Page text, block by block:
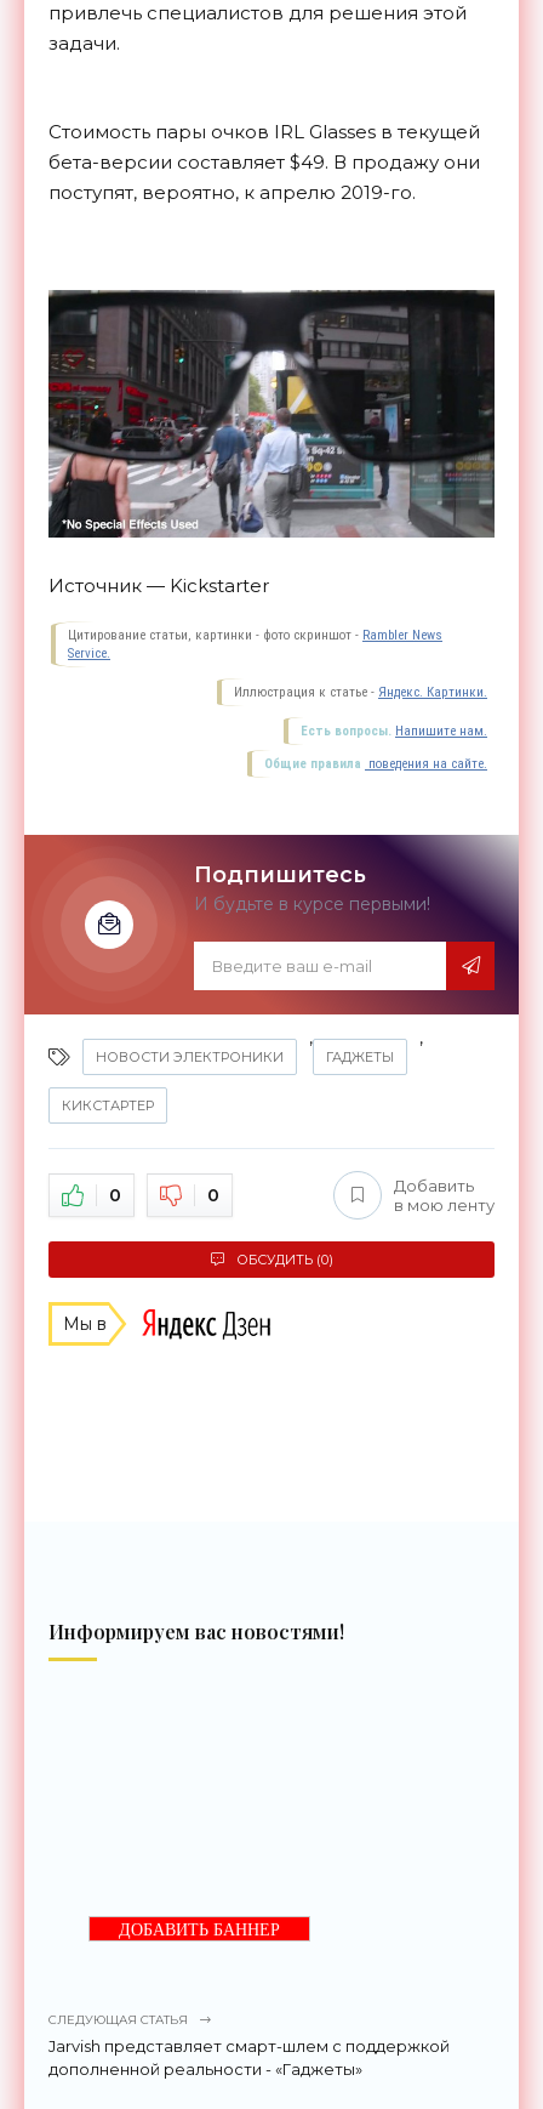
привлечь специалистов для решения этой
задачи.
Стоимость пары очков IRL Glasses в текущей
бета-версии составляет $49. В продажу они
поступят, вероятно, к апрелю 2019-го.
Источник — Kickstarter
Цитирование статьи, картинки - фото скриншот - Rambler News
Service.
Иллюстрация к статье - Яндекс. Картинки.
Есть вопросы. Напишите нам.
Общие правила поведения на сайте.
Подпишитесь
И будьте в курсе первыми!
НОВОСТИ ЭЛЕКТРОНИКИ
,
ГАДЖЕТЫ
,
КИКСТАРТЕР
0 0
Добавить
в мою ленту
ОБСУДИТЬ (0)
Мы в
Информируем вас новостями!
ДОБАВИТЬ БАННЕР
СЛЕДУЮЩАЯ СТАТЬЯ
Jarvish представляет смарт-шлем с поддержкой
дополненной реальности - «Гаджеты»